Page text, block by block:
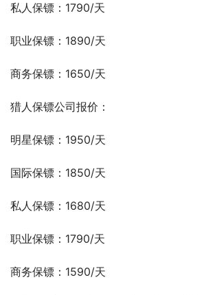
私人保镖：1790/天
职业保镖：1890/天
商务保镖：1650/天
猎人保镖公司报价：
明星保镖：1950/天
国际保镖：1850/天
私人保镖：1680/天
职业保镖：1790/天
商务保镖：1590/天